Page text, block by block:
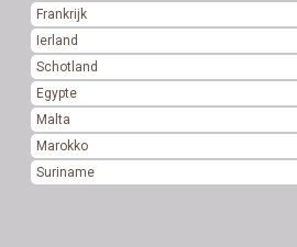
Frankrijk
Ierland
Schotland
Egypte
Malta
Marokko
Suriname